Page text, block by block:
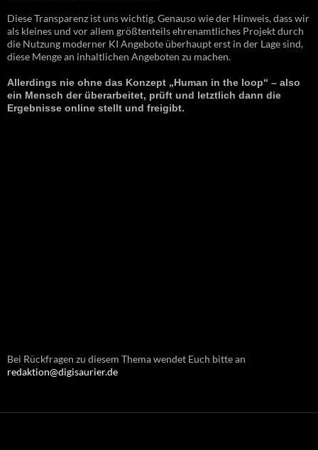
Diese Transparenz ist uns wichtig. Genauso wie der Hinweis, dass wir
als kleines und vor allem größtenteils ehrenamtliches Projekt durch
die Nutzung moderner KI Angebote überhaupt erst in der Lage sind,
diese Menge an inhaltlichen Angeboten zu machen.
Allerdings nie ohne das Konzept „Human in the loop“ – also
ein Mensch der überarbeitet, prüft und letztlich dann die
Ergebnisse online stellt und freigibt.
Bei Rückfragen zu diesem Thema wendet Euch bitte an
redaktion@digisaurier.de